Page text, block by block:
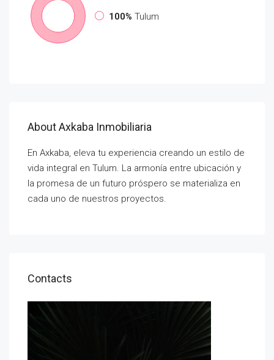
100% Tulum
About Axkaba Inmobiliaria
En Axkaba, eleva tu experiencia creando un estilo de
vida integral en Tulum. La armonía entre ubicación y
la promesa de un futuro próspero se materializa en
cada uno de nuestros proyectos.
Contacts